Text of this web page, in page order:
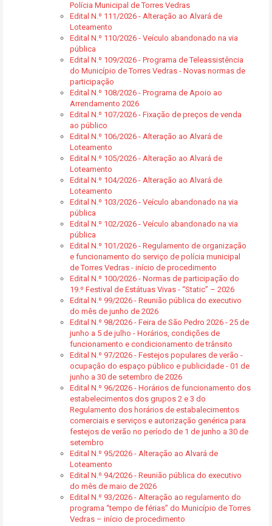
Polícia Municipal de Torres Vedras
Edital N.º 111/2026 - Alteração ao Alvará de
Loteamento
Edital N.º 110/2026 - Veículo abandonado na via
pública
Edital N.º 109/2026 - Programa de Teleassistência
do Município de Torres Vedras - Novas normas de
participação
Edital N.º 108/2026 - Programa de Apoio ao
Arrendamento 2026
Edital N.º 107/2026 - Fixação de preços de venda
ao público
Edital N.º 106/2026 - Alteração ao Alvará de
Loteamento
Edital N.º 105/2026 - Alteração ao Alvará de
Loteamento
Edital N.º 104/2026 - Alteração ao Alvará de
Loteamento
Edital N.º 103/2026 - Veículo abandonado na via
pública
Edital N.º 102/2026 - Veículo abandonado na via
pública
Edital N.º 101/2026 - Regulamento de organização
e funcionamento do serviço de polícia municipal
de Torres Vedras - início de procedimento
Edital N.º 100/2026 - Normas de participação do
19.º Festival de Estátuas Vivas - “Static” – 2026
Edital N.º 99/2026 - Reunião pública do executivo
do mês de junho de 2026
Edital N.º 98/2026 - Feira de São Pedro 2026 - 25 de
junho a 5 de julho - Horários, condições de
funcionamento e condicionamento de trânsito
Edital N.º 97/2026 - Festejos populares de verão -
ocupação do espaço público e publicidade - 01 de
junho a 30 de setembro de 2026
Edital N.º 96/2026 - Horários de funcionamento dos
estabelecimentos dos grupos 2 e 3 do
Regulamento dos horários de estabalecimentos
comerciais e serviços e autorização genérica para
festejos de verão no período de 1 de junho a 30 de
setembro
Edital N.º 95/2026 - Alteração ao Alvará de
Loteamento
Edital N.º 94/2026 - Reunião pública do executivo
do mês de maio de 2026
Edital N.º 93/2026 - Alteração ao regulamento do
programa “tempo de férias” do Município de Torres
Vedras – início de procedimento